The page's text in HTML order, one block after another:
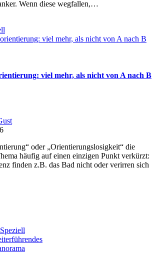
Wenn diese wegfallen,…
viel mehr, als nicht von A nach B
oder „Orientierungslosigkeit“ die
häufig auf einen einzigen Punkt verkürzt:
finden z.B. das Bad nicht oder verirren sich